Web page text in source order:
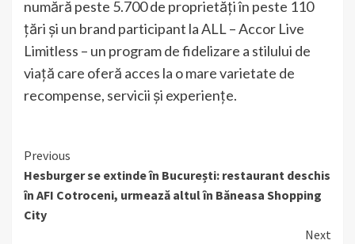
numără peste 5.700 de proprietăți în peste 110
țări și un brand participant la ALL – Accor Live
Limitless – un program de fidelizare a stilului de
viață care oferă acces la o mare varietate de
recompense, servicii și experiențe.
Continue
Reading
Previous
Hesburger se extinde în București: restaurant deschis
în AFI Cotroceni, urmează altul în Băneasa Shopping
City
Next